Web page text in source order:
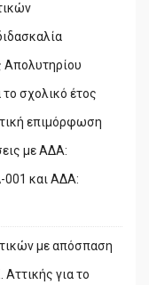
Απολυτηρίου
σχολικό έτος
επιμόρφωση
με ΑΔΑ:
και ΑΔΑ:
με απόσπαση
για το